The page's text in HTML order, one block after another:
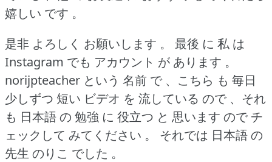
嬉しい です 。
是非 よろしく お願いします 。
最後 に 私 は
Instagram でも アカウント が あります 。
norijpteacher という 名前 で 、こちら も 毎日
少しずつ 短い ビデオ を 流している ので 、それ
も 日本語 の 勉強 に 役立つ と 思います ので チ
ェックして みてください 。
それでは 日本語 の
先生 のりこ でした 。